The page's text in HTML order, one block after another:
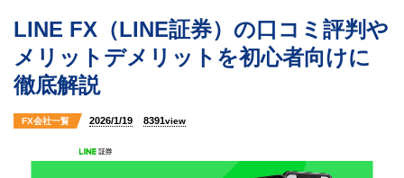
LINE FX（LINE証券）の口コミ評判や
メリットデメリットを初心者向けに
徹底解説
FX会社一覧 2026/1/19 8391view